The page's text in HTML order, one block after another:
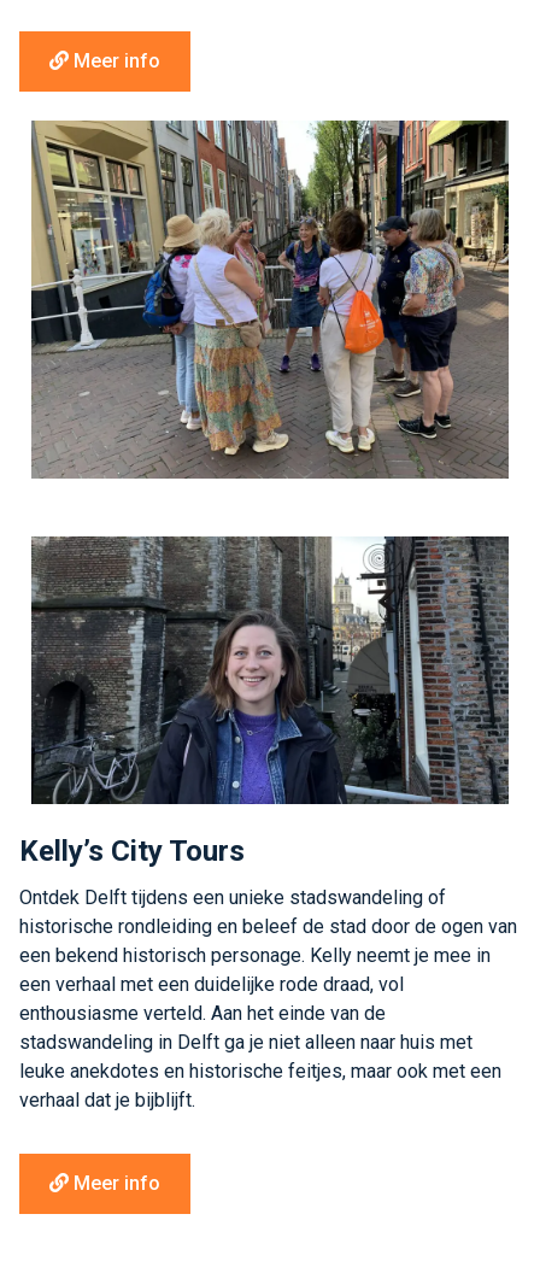
Meer info
Kelly’s City Tours
Ontdek Delft tijdens een unieke stadswandeling of
historische rondleiding en beleef de stad door de ogen van
een bekend historisch personage. Kelly neemt je mee in
een verhaal met een duidelijke rode draad, vol
enthousiasme verteld. Aan het einde van de
stadswandeling in Delft ga je niet alleen naar huis met
leuke anekdotes en historische feitjes, maar ook met een
verhaal dat je bijblijft.
Meer info